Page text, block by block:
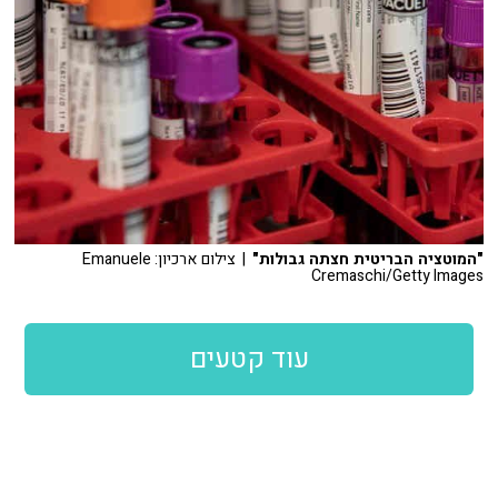
"המוטציה הבריטית חצתה גבולות" | צילום ארכיון: Emanuele
Cremaschi/Getty Images
עוד קטעים